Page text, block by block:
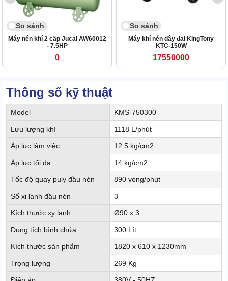
So sánh
Máy nén khí 2 cấp Jucai AW60012
- 7.5HP
0
So sánh
Máy khí nén dây đai KingTony
KTC-150W
17550000
Thông số kỹ thuật
Model KMS-750300
Lưu lượng khí 1118 L/phút
Áp lực làm việc 12.5 kg/cm2
Áp lực tối đa 14 kg/cm2
Tốc độ quay puly đầu nén 890 vòng/phút
Số xi lanh đầu nén 3
Kích thước xy lanh Ø90 x 3
Dung tích bình chứa 300 Lít
Kích thước sản phẩm 1820 x 610 x 1230mm
Trọng lượng 269 Kg